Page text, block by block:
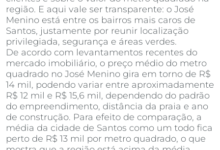
região. E aqui vale ser transparente: o José
Menino está entre os bairros mais caros de
Santos, justamente por reunir localização
privilegiada, segurança e áreas verdes.
De acordo com levantamentos recentes do
mercado imobiliário, o preço médio do metro
quadrado no José Menino gira em torno de R$
14 mil, podendo variar entre aproximadamente
R$ 12 mil e R$ 15,6 mil, dependendo do padrão
do empreendimento, distância da praia e ano
de construção. Para efeito de comparação, a
média da cidade de Santos como um todo fica
perto de R$ 13 mil por metro quadrado, o que